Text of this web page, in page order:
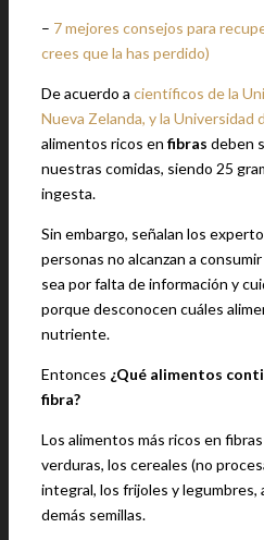
– 7 mejores consejos para
crees que la has perdido)
De acuerdo a científicos de la
Nueva Zelanda, y la Universidad
alimentos ricos en fibras deben
nuestras comidas, siendo 25
ingesta.
Sin embargo, señalan los
personas no alcanzan a
sea por falta de información y
porque desconocen cuáles
nutriente.
Entonces ¿Qué alimentos
fibra?
Los alimentos más ricos en
verduras, los cereales (no
integral, los frijoles y
demás semillas.